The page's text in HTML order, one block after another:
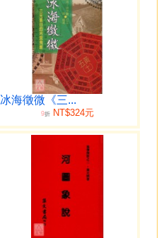
冰海徵微《三...
9折 NT$324元